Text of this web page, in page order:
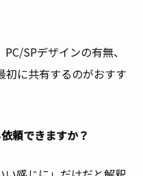
SPデザインの有無、
初に共有するのがおすす
頼できますか？